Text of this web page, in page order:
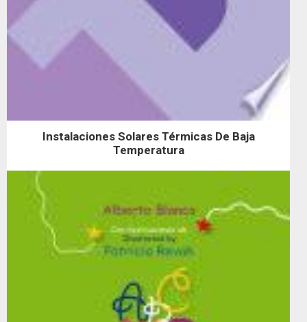
Instalaciones Solares Térmicas De Baja
Temperatura